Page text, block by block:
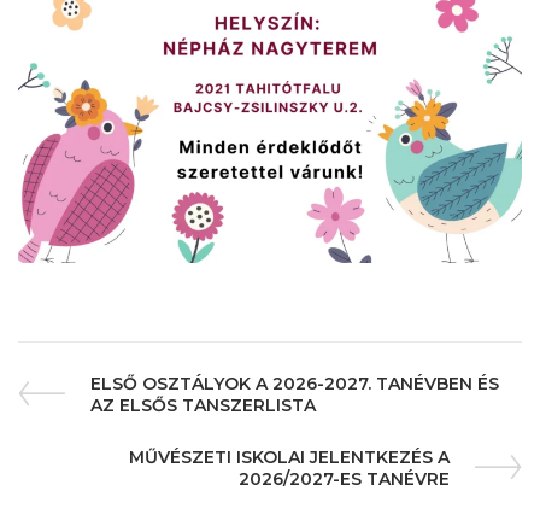
ELSŐ OSZTÁLYOK A 2026-2027. TANÉVBEN ÉS
AZ ELSŐS TANSZERLISTA
MŰVÉSZETI ISKOLAI JELENTKEZÉS A
2026/2027-ES TANÉVRE